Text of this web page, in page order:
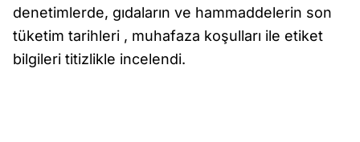
denetimlerde, gıdaların ve hammaddelerin son
tüketim tarihleri , muhafaza koşulları ile etiket
bilgileri titizlikle incelendi.